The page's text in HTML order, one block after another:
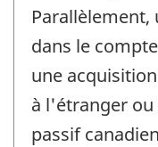
Parallèlement,
dans le
une
à l'étranger
passif